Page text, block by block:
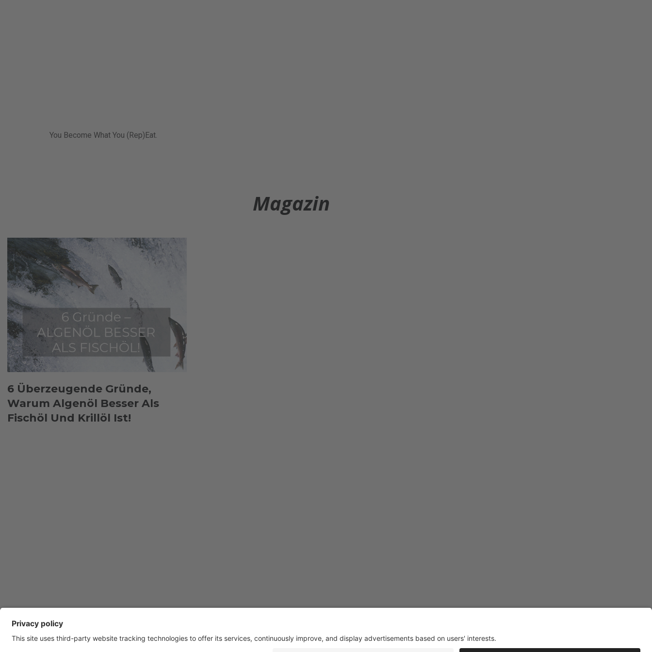
You Become What You (Rep)Eat.
Magazin
6 Überzeugende Gründe,
Warum Algenöl Besser Als
Fischöl Und Krillöl Ist!